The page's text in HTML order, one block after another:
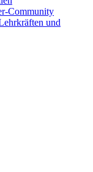
Community
und